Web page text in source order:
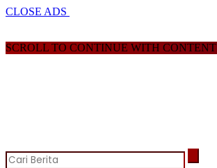
CLOSE ADS
SCROLL TO CONTINUE WITH CONTENT